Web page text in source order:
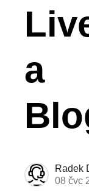
a
Radek
08 čvc